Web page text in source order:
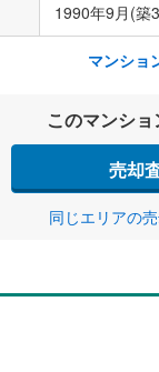
1990年9月(築
マンショ
このマンシ
売却
同じエリアの